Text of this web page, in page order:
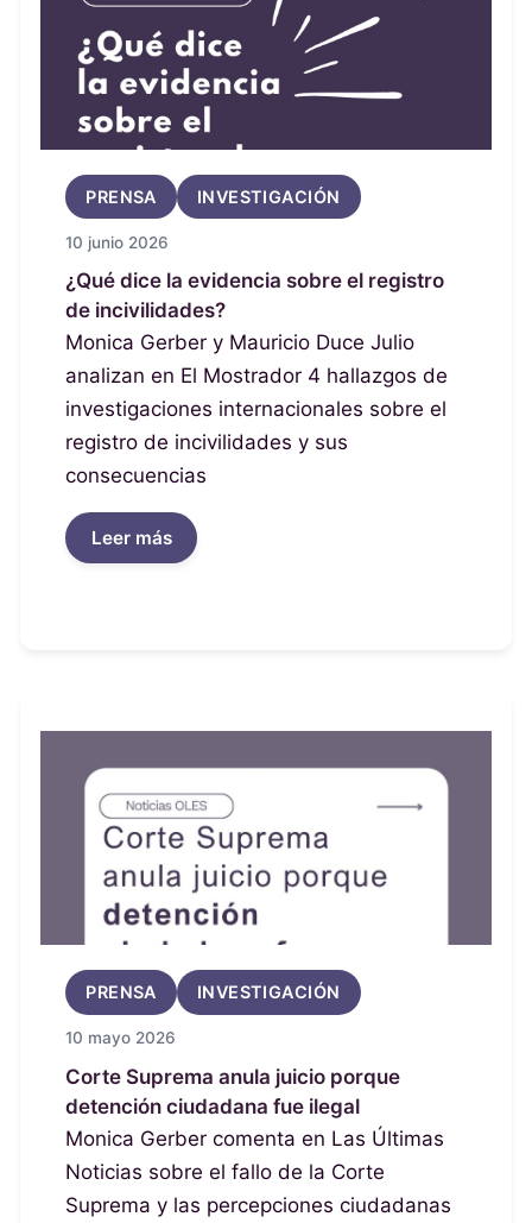
PRENSA INVESTIGACIÓN
10 junio 2026
¿Qué dice la evidencia sobre el registro
de incivilidades?
Monica Gerber y Mauricio Duce Julio
analizan en El Mostrador 4 hallazgos de
investigaciones internacionales sobre el
registro de incivilidades y sus
consecuencias
Leer más
PRENSA INVESTIGACIÓN
10 mayo 2026
Corte Suprema anula juicio porque
detención ciudadana fue ilegal
Monica Gerber comenta en Las Últimas
Noticias sobre el fallo de la Corte
Suprema y las percepciones ciudadanas